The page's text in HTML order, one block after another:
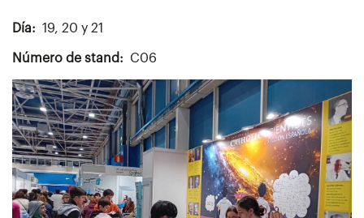
Día 19, 20 y 21
Número de stand C06